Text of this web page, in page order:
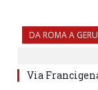
DA ROMA A
Via